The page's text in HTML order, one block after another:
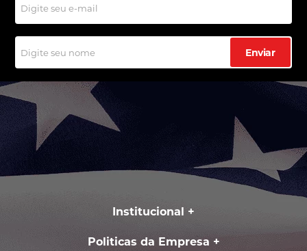
Enviar
Institucional
Politicas da Empresa